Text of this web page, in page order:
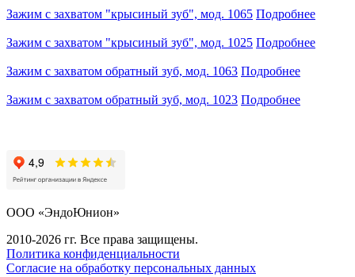
Зажим с захватом "крысиный зуб", мод. 1065 Подробнее
Зажим с захватом "крысиный зуб", мод. 1025 Подробнее
Зажим с захватом обратный зуб, мод. 1063 Подробнее
Зажим с захватом обратный зуб, мод. 1023 Подробнее
ООО «ЭндоЮнион»
2010-2026 гг. Все права защищены.
Политика конфиденциальности
Согласие на обработку персональных данных